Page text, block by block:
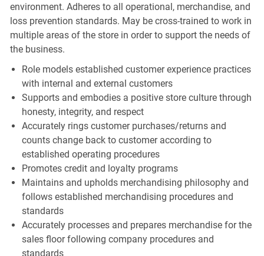
environment. Adheres to all operational, merchandise, and
loss prevention standards. May be cross-trained to work in
multiple areas of the store in order to support the needs of
the business.
Role models established customer experience practices
with internal and external customers
Supports and embodies a positive store culture through
honesty, integrity, and respect
Accurately rings customer purchases/returns and
counts change back to customer according to
established operating procedures
Promotes credit and loyalty programs
Maintains and upholds merchandising philosophy and
follows established merchandising procedures and
standards
Accurately processes and prepares merchandise for the
sales floor following company procedures and
standards